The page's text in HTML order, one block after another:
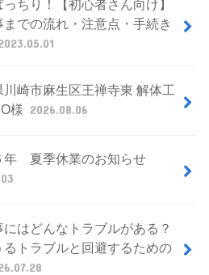
っちり！【初心者さん向け】
までの流れ・注意点・手続き
川崎市麻生区王禅寺東 解体工
様 2026.08.06
年 夏季休業のお知らせ
はどんなトラブルがある？
るトラブルと回避するための